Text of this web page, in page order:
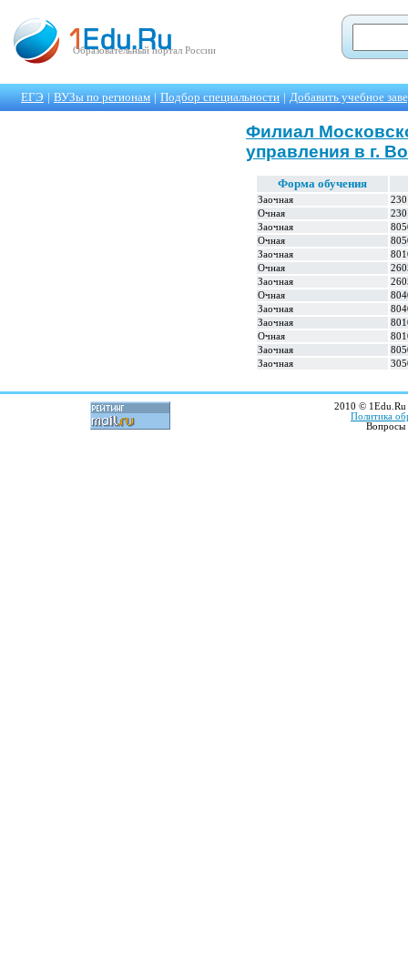
Образовательный портал России
ЕГЭ | ВУЗы по регионам | Подбор специальности | Добавить учебное
Филиал
управления в г.
Форма обучения
Заочная
Очная
Заочная
Очная
Заочная
Очная
Заочная
Очная
Заочная
Заочная
Очная
Заочная
Заочная
2010 © 1Edu.Ru
Политика
Вопросы